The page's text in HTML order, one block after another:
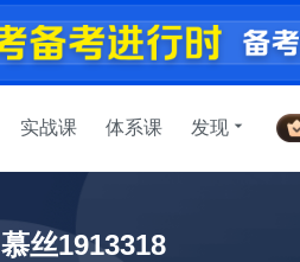
实战课 体系课 发现
慕丝1913318